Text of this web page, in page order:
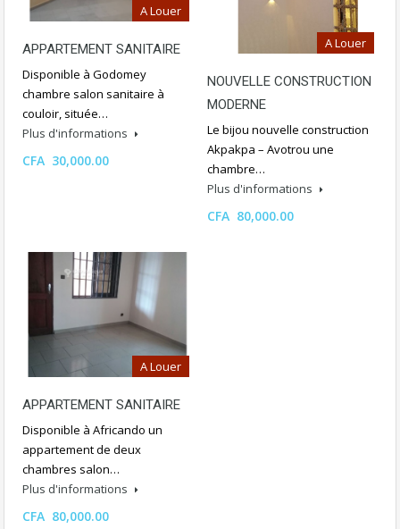
A Louer
APPARTEMENT SANITAIRE
Disponible à Godomey
chambre salon sanitaire à
couloir, située…
Plus d'informations
CFA 30,000.00
A Louer
NOUVELLE CONSTRUCTION
MODERNE
Le bijou nouvelle construction
Akpakpa – Avotrou une
chambre…
Plus d'informations
CFA 80,000.00
A Louer
APPARTEMENT SANITAIRE
Disponible à Africando un
appartement de deux
chambres salon…
Plus d'informations
CFA 80,000.00